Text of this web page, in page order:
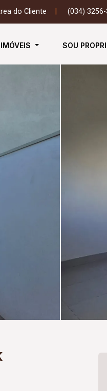
do Cliente (034)
IMÓVEIS SOU